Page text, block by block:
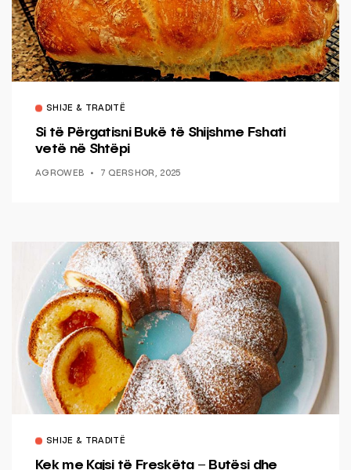
SHIJE & TRADITË
Si të Përgatisni Bukë të Shijshme Fshati
vetë në Shtëpi
AGROWEB 7 QERSHOR, 2025
SHIJE & TRADITË
Kek me Kajsi të Freskëta – Butësi dhe